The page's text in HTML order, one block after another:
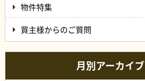
物件特集
買主様からのご質問
月別アーカイブ